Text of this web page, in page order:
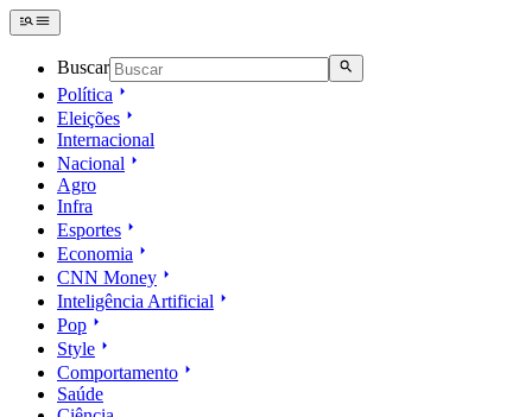
Buscar
Política
Eleições
Internacional
Nacional
Agro
Infra
Esportes
Economia
CNN Money
Inteligência Artificial
Pop
Style
Comportamento
Saúde